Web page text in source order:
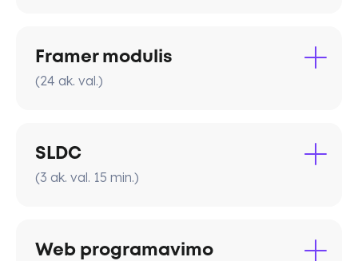
Framer modulis
(24 ak. val.)
Framer
galimybės.
SLDC
(3 ak. val. 15 min.)
Web programavimo